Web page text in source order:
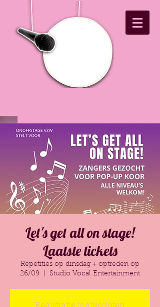
Let's get all on stage!
Laatste tickets
Repetities op dinsdag + optreden op
26/09
Studio Vocal Entertainment